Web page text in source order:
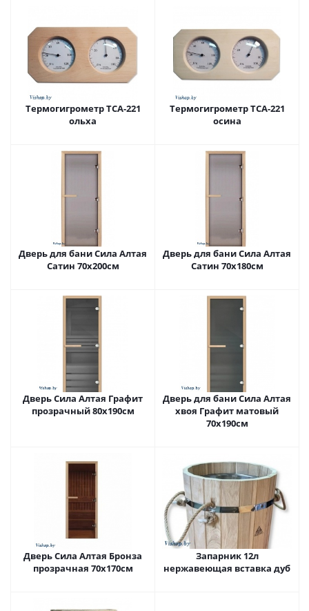
Термогигрометр ТСА-221
ольха
Термогигрометр ТСА-221
осина
Дверь для бани Сила Алтая
Сатин 70х200см
Дверь для бани Сила Алтая
Сатин 70х180см
Дверь Сила Алтая Графит
прозрачный 80х190см
Дверь для бани Сила Алтая
хвоя Графит матовый
70х190см
Дверь Сила Алтая Бронза
прозрачная 70х170см
Запарник 12л
нержавеющая вставка дуб